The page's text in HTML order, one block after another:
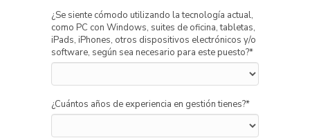
¿Se siente cómodo utilizando la tecnología actual,
como PC con Windows, suites de oficina, tabletas,
iPads, iPhones, otros dispositivos electrónicos y/o
software, según sea necesario para este puesto?*
¿Cuántos años de experiencia en gestión tienes?*